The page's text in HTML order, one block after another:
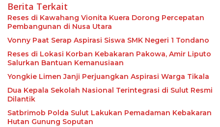
Berita Terkait
Reses di Kawahang Vionita Kuera Dorong Percepatan
Pembangunan di Nusa Utara
Vonny Paat Serap Aspirasi Siswa SMK Negeri 1 Tondano
Reses di Lokasi Korban Kebakaran Pakowa, Amir Liputo
Salurkan Bantuan Kemanusiaan
Yongkie Limen Janji Perjuangkan Aspirasi Warga Tikala
Dua Kepala Sekolah Nasional Terintegrasi di Sulut Resmi
Dilantik
Satbrimob Polda Sulut Lakukan Pemadaman Kebakaran
Hutan Gunung Soputan